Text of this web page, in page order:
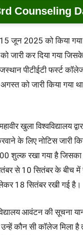
Counseling
जून 2025 को किया गया
जारी कर दिया गया
पीटीईटी फर्स्ट
को जारी किया गया
खुला विश्वविद्यालय
के लिए नोटिस
शुल्क रखा गया है जिसका
से 10 सितंबर के बीच
18 सितंबर रखी गई है।
आवंटन की सूचना
कौन सी कॉलेज मिला है